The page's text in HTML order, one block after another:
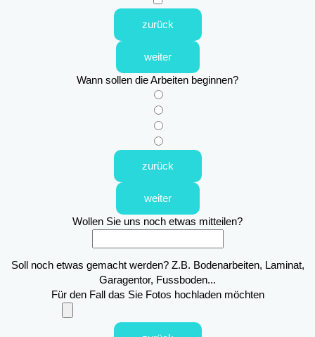
zurück
weiter
Wann sollen die Arbeiten beginnen?
zurück
weiter
Wollen Sie uns noch etwas mitteilen?
Soll noch etwas gemacht werden? Z.B. Bodenarbeiten, Laminat,
Garagentor, Fussboden...
Für den Fall das Sie Fotos hochladen möchten